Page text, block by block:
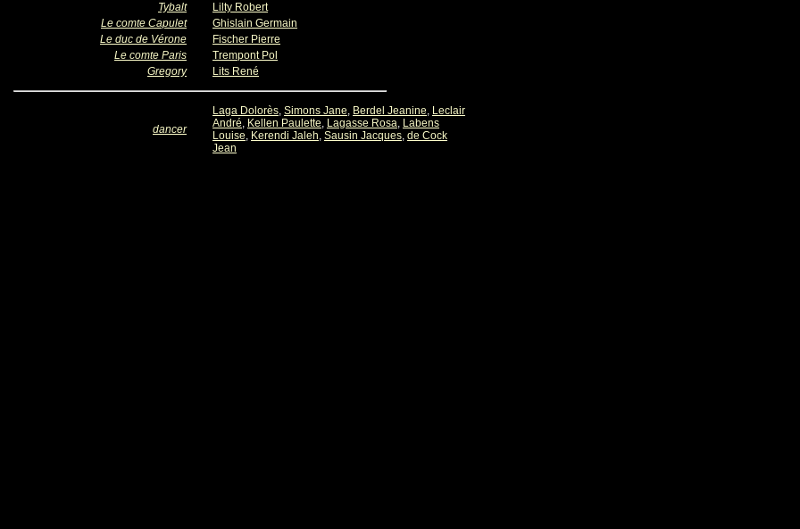
Tybalt
Lilty Robert
Le comte Capulet
Ghislain Germain
Le duc de Vérone
Fischer Pierre
Le comte Paris
Trempont Pol
Gregory
Lits René
dancer
Laga Dolorès, Simons Jane, Berdel Jeanine, Leclair
André, Kellen Paulette, Lagasse Rosa, Labens
Louise, Kerendi Jaleh, Sausin Jacques, de Cock
Jean